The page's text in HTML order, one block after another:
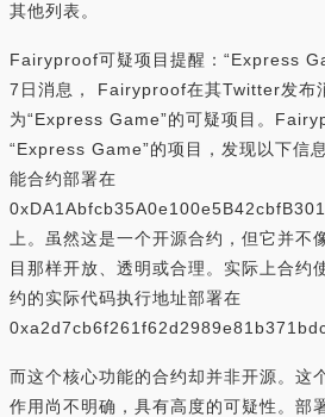
其他列表。
Fairyproof可疑项目提醒：“Express
7日消息， Fairyproof在其Twitter发布
为“Express Game”的可疑项目。
“Express Game”的项目，发现以下信
能合约部署在
上。虽然这是一个开源合约，但它并不
目那样开放、透明或合理。实际上合约
约的实际代码执行地址部署在
而这个核心功能的合约却并非开源。这
作用尚不明确，具有高度的可疑性。部